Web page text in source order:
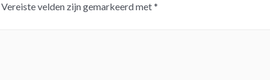
Vereiste velden zijn gemarkeerd met*